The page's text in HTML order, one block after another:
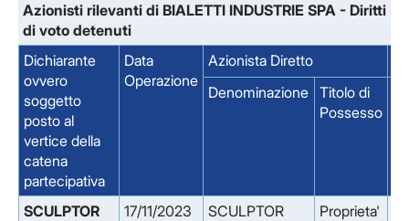
Azionisti rilevanti di BIALETTI INDUSTRIE SPA - Diritti
di voto detenuti
Dichiarante
ovvero
soggetto
posto al
vertice della
catena
partecipativa
Data
Operazione
Azionista Diretto
Denominazione Titolo di
Possesso
SCULPTOR
17/11/2023
SCULPTOR
Proprieta'